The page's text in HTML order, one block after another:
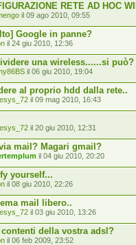
RETE AD HOC
il 09 ago 2010, 09:55
Google in panne?
il 24 giu 2010, 12:36
una wireless......si può?
il 06 giu 2010, 19:04
al proprio hdd dalla rete..
il 09 mag 2010, 16:43
il 20 giu 2010, 12:31
mail? Magari gmail?
il 04 giu 2010, 20:20
yourself...
il 08 giu 2010, 22:26
mail libero..
il 03 giu 2010, 13:26
contenti della vostra adsl?
il 06 feb 2009, 23:52